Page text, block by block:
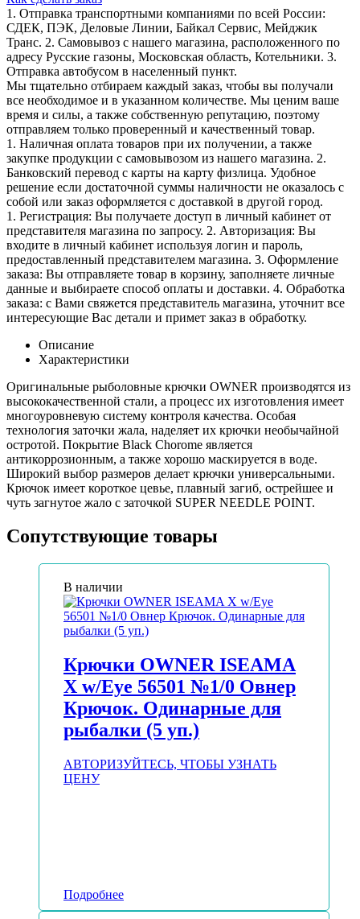
1. Отправка транспортными компаниями по всей России:
СДЕК, ПЭК, Деловые Линии, Байкал Сервис, Мейджик
Транс. 2. Самовывоз с нашего магазина, расположенного по
адресу Русские газоны, Московская область, Котельники. 3.
Отправка автобусом в населенный пункт.
Мы тщательно отбираем каждый заказ, чтобы вы получали
все необходимое и в указанном количестве. Мы ценим ваше
время и силы, а также собственную репутацию, поэтому
отправляем только проверенный и качественный товар.
1. Наличная оплата товаров при их получении, а также
закупке продукции с самовывозом из нашего магазина. 2.
Банковский перевод с карты на карту физлица. Удобное
решение если достаточной суммы наличности не оказалось с
собой или заказ оформляется с доставкой в другой город.
1. Регистрация: Вы получаете доступ в личный кабинет от
представителя магазина по запросу. 2. Авторизация: Вы
входите в личный кабинет используя логин и пароль,
предоставленный представителем магазина. 3. Оформление
заказа: Вы отправляете товар в корзину, заполняете личные
данные и выбираете способ оплаты и доставки. 4. Обработка
заказа: с Вами свяжется представитель магазина, уточнит все
интересующие Вас детали и примет заказ в обработку.
Описание
Характеристики
Оригинальные рыболовные крючки OWNER производятся из
высококачественной стали, а процесс их изготовления имеет
многоуровневую систему контроля качества. Особая
технология заточки жала, наделяет их крючки необычайной
остротой. Покрытие Black Chorome является
антикоррозионным, а также хорошо маскируется в воде.
Широкий выбор размеров делает крючки универсальными.
Крючок имеет короткое цевье, плавный загиб, острейшее и
чуть загнутое жало с заточкой SUPER NEEDLE POINT.
Сопутствующие товары
В наличии
Крючки OWNER ISEAMA
X w/Eye 56501 №1/0 Овнер
Крючок. Одинарные для
рыбалки (5 уп.)
АВТОРИЗУЙТЕСЬ, ЧТОБЫ УЗНАТЬ
ЦЕНУ
Подробнее